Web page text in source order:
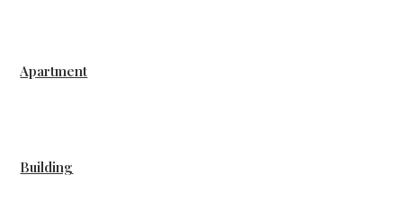
Apartment
Building